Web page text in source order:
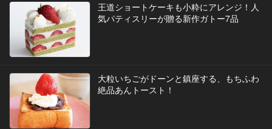
王道ショートケーキも小粋にアレンジ！人
気パティスリーが贈る新作ガトー7品
大粒いちごがドーンと鎮座する、もちふわ
絶品あんトースト！